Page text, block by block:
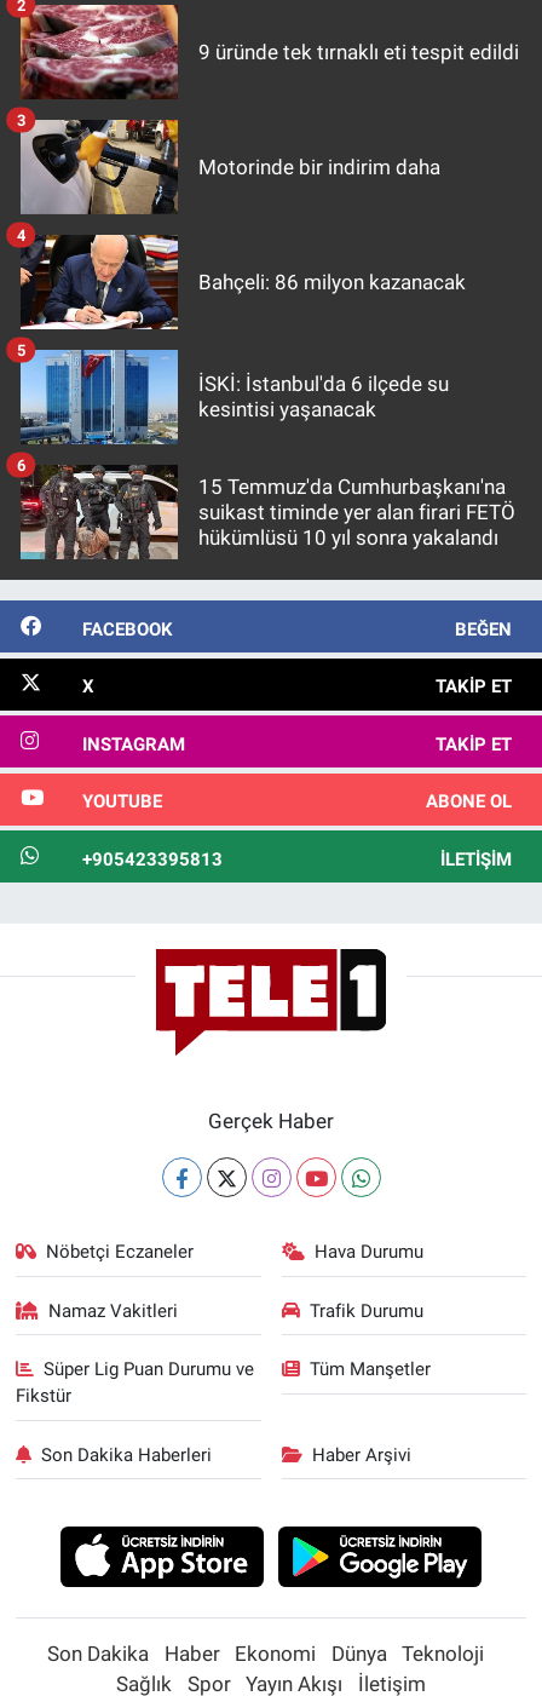
9 üründe tek tırnaklı eti tespit edildi
2
Motorinde bir indirim daha
3
Bahçeli: 86 milyon kazanacak
4
İSKİ: İstanbul'da 6 ilçede su
kesintisi yaşanacak
5
15 Temmuz'da Cumhurbaşkanı'na
suikast timinde yer alan firari FETÖ
hükümlüsü 10 yıl sonra yakalandı
6
FACEBOOK BEĞEN
X TAKIP ET
INSTAGRAM TAKIP ET
YOUTUBE ABONE OL
+905423395813 İLETIŞIM
Gerçek Haber
Nöbetçi Eczaneler Hava Durumu
Namaz Vakitleri Trafik Durumu
Süper Lig Puan Durumu ve
Fikstür
Tüm Manşetler
Son Dakika Haberleri Haber Arşivi
Son Dakika Haber Ekonomi Dünya
Teknoloji
Sağlık
Spor Yayın Akışı İletişim